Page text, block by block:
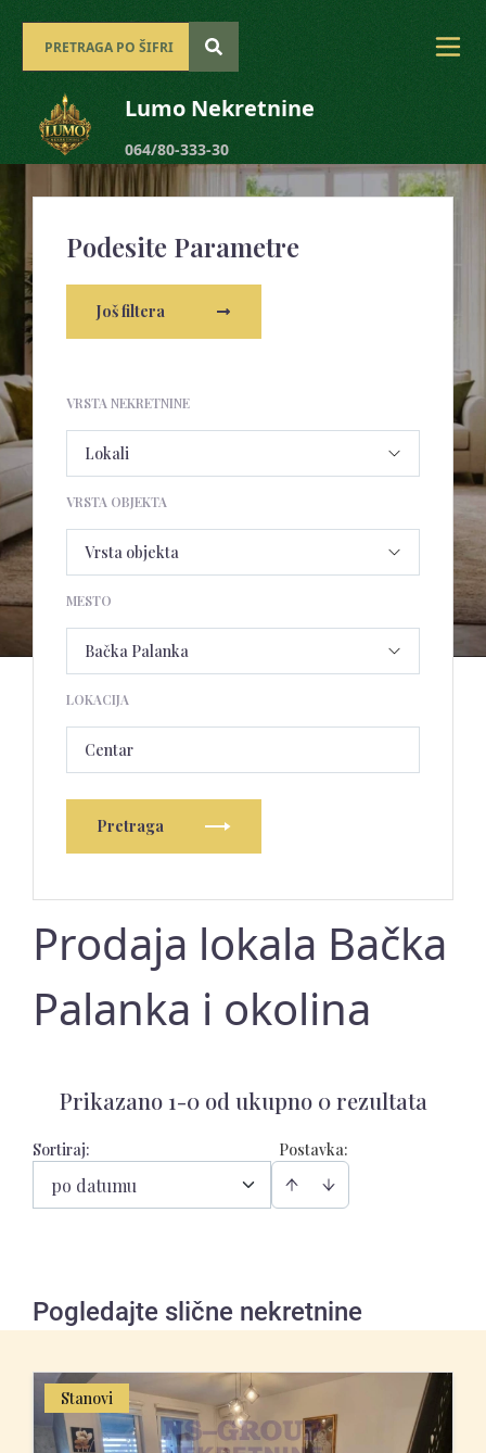
Lumo Nekretnine
064/80-333-30
Podesite Parametre
Još filtera
VRSTA NEKRETNINE
VRSTA OBJEKTA
MESTO
LOKACIJA
Centar
Pretraga
Prodaja lokala Bačka
Palanka i okolina
Prikazano 1-0 od ukupno 0 rezultata
Postavka:
Sortiraj:
po datumu
Pogledajte slične nekretnine
Stanovi